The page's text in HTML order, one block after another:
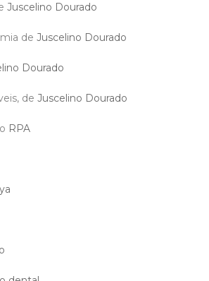
Juscelino Dourado
de Juscelino Dourado
Dourado
de Juscelino Dourado
RPA